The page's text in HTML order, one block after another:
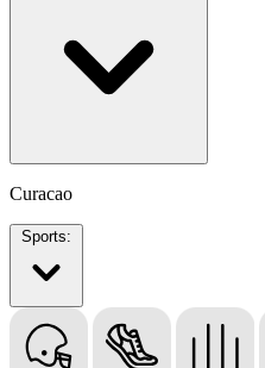
Curacao
Sports: